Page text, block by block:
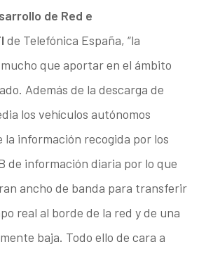
de Red e
de Telefónica España, “la
que aportar en el ámbito
Además de la descarga de
los vehículos autónomos
información recogida por los
de información diaria por lo que
ancho de banda para transferir
real al borde de la red y de una
baja. Todo ello de cara a